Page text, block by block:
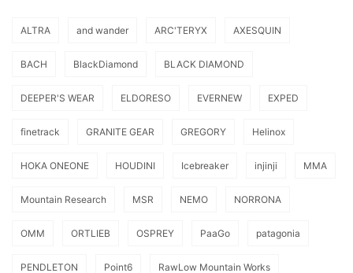
ALTRA and wander ARC'TERYX AXESQUIN
BACH BlackDiamond BLACK DIAMOND
DEEPER'S WEAR ELDORESO EVERNEW EXPED
finetrack GRANITE GEAR GREGORY Helinox
HOKA ONEONE HOUDINI Icebreaker injinji MMA
Mountain Research MSR NEMO NORRONA
OMM ORTLIEB OSPREY PaaGo patagonia
PENDLETON Point6 RawLow Mountain Works